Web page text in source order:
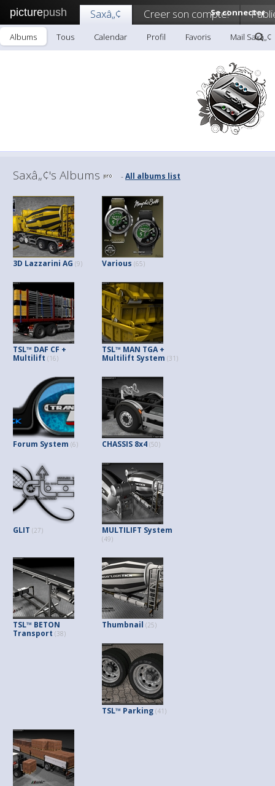
picturepush Se connecter
Saxâ„¢ Creer son compte!
Albums Tous Calendar Profil Favoris Mail Saxâ„¢
Saxâ„¢'s Albums -All albums list
3D Lazzarini AG (9) Various (65)
TSL™ DAF CF +
Multilift (16)
TSL™ MAN TGA +
Multilift System (31)
Forum System (6) CHASSIS 8x4 (50)
GLIT (27) MULTILIFT System
(49)
TSL™ BETON
Transport (38)
Thumbnail (25)
TSL™ Parking (41)